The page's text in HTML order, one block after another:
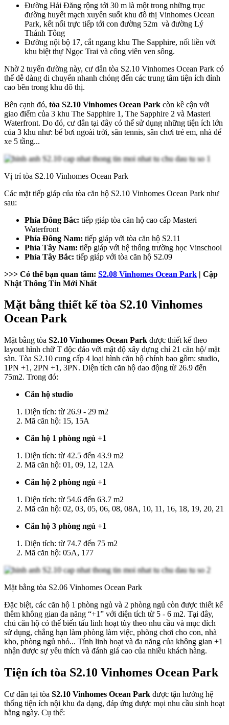
Đường Hải Đăng rộng tới 30 m là một trong những trục
đường huyết mạch xuyên suốt khu đô thị Vinhomes Ocean
Park, kết nối trực tiếp tới con đường 52m và đường Lý
Thánh Tông
Đường nội bộ 17, cắt ngang khu The Sapphire, nối liền với
khu biệt thự Ngọc Trai và công viên ven sông.
Nhờ 2 tuyến đường này, cư dân tòa S2.10 Vinhomes Ocean Park có
thể dễ dàng di chuyển nhanh chóng đến các trung tâm tiện ích đỉnh
cao bên trong khu đô thị.
Bên cạnh đó, tòa S2.10 Vinhomes Ocean Park còn kề cận với
giao điểm của 3 khu The Sapphire 1, The Sapphire 2 và Masteri
Waterfront. Do đó, cư dân tại đây có thể sử dụng những tiện ích lớn
của 3 khu như: bể bơi ngoài trời, sân tennis, sân chơi trẻ em, nhà để
xe 5 tầng...
Vị trí tòa S2.10 Vinhomes Ocean Park
Các mặt tiếp giáp của tòa căn hộ S2.10 Vinhomes Ocean Park như
sau:
Phía Đông Bắc: tiếp giáp tòa căn hộ cao cấp Masteri
Waterfront
Phía Đông Nam: tiếp giáp với tòa căn hộ S2.11
Phía Tây Nam: tiếp giáp với hệ thống trường học Vinschool
Phía Tây Bắc: tiếp giáp với tòa căn hộ S2.09
>>> Có thể bạn quan tâm: S2.08 Vinhomes Ocean Park | Cập
Nhật Thông Tin Mới Nhất
Mặt bằng thiết kế tòa S2.10 Vinhomes
Ocean Park
Mặt bằng tòa S2.10 Vinhomes Ocean Park được thiết kế theo
layout hình chữ T độc đáo với mật độ xây dựng chỉ 21 căn hộ/ mặt
sàn. Tòa S2.10 cung cấp 4 loại hình căn hộ chính bao gồm: studio,
1PN +1, 2PN +1, 3PN. Diện tích căn hộ dao động từ 26.9 đến
75m2. Trong đó:
Căn hộ studio
Diện tích: từ 26.9 - 29 m2
Mã căn hộ: 15, 15A
Căn hộ 1 phòng ngủ +1
Diện tích: từ 42.5 đến 43.9 m2
Mã căn hộ: 01, 09, 12, 12A
Căn hộ 2 phòng ngủ +1
Diện tích: từ 54.6 đến 63.7 m2
Mã căn hộ: 02, 03, 05, 06, 08, 08A, 10, 11, 16, 18, 19, 20, 21
Căn hộ 3 phòng ngủ +1
Diện tích: từ 74.7 đến 75 m2
Mã căn hộ: 05A, 177
Mặt bằng tòa S2.06 Vinhomes Ocean Park
Đặc biệt, các căn hộ 1 phòng ngủ và 2 phòng ngủ còn được thiết kế
thêm không gian đa năng “+1” với diện tích từ 5 - 6 m2. Tại đây,
chủ căn hộ có thể biến tấu linh hoạt tùy theo nhu cầu và mục đích
sử dụng, chẳng hạn làm phòng làm việc, phòng chơi cho con, nhà
kho, phòng ngủ nhỏ... Tính linh hoạt và đa năng của không gian +1
nhận được sự yêu thích và đánh giá cao của nhiều khách hàng.
Tiện ích tòa S2.10 Vinhomes Ocean Park
Cư dân tại tòa S2.10 Vinhomes Ocean Park được tận hưởng hệ
thống tiện ích nội khu đa dạng, đáp ứng được mọi nhu cầu sinh hoạt
hằng ngày. Cụ thể: